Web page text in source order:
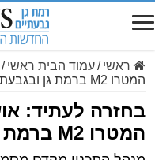
ראשי /עמוד הבית ראשי /
המטרו M2 ברמת גן ובגבעתיים
בחזרה לעתיד:
המטרו M2 ברמת גן ובגבעתיים